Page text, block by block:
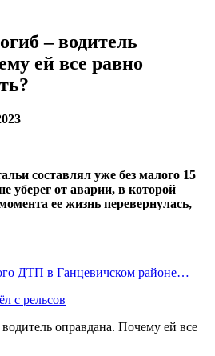
– водитель
ей все равно
составлял уже без малого 15
уберег от аварии, в которой
ее жизнь перевернулась,
ДТП в Ганцевичском районе…
с рельсов